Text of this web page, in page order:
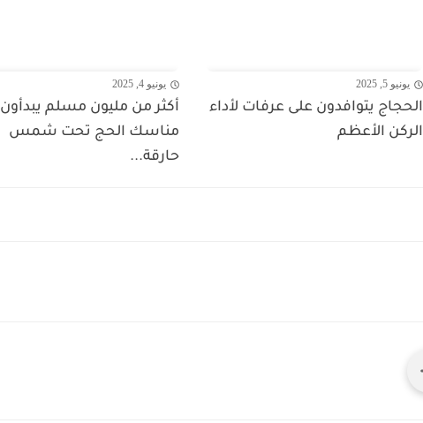
يونيو 5, 2025
الحجاج يتوافدون على عرفات لأداء
الركن الأعظم
يونيو 4, 2025
أكثر من مليون مسلم يبدأون
مناسك الحج تحت شمس
حارقة...